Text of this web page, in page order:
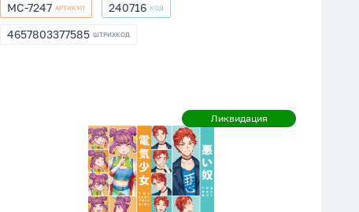
МС-7247
МС-7247 АРТИКУЛ 240716
240716 КОД
4657803377585
4657803377585 ШТРИХКОД
Ликвидация
Ликвидация